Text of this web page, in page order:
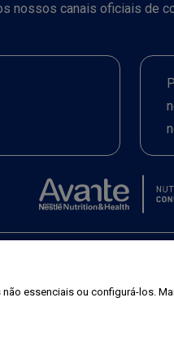
nossos canais oficiais de
essenciais ou configurá-los.